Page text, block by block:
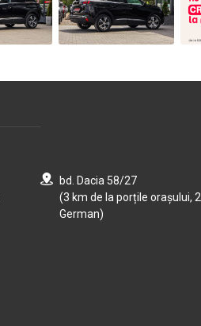
bd. Dacia 58/27
(3 km de la porțile orașului,
German)